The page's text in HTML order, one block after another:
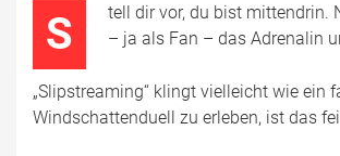
S
tell dir vor, du bist mittendrin.
– ja als Fan – das Adrenalin
„Slipstreaming“ klingt vielleicht wie
Windschattenduell zu erleben, ist das